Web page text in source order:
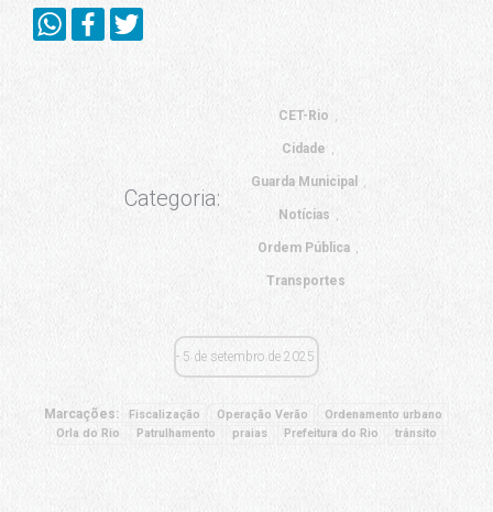
Categoria:
CET-Rio
Cidade
Guarda Municipal
Notícias
Ordem Pública
Transportes
5 de setembro de 2025
Marcações: Fiscalização Operação Verão
Ordenamento urbano
Orla do Rio
Patrulhamento praias Prefeitura do Rio trânsito